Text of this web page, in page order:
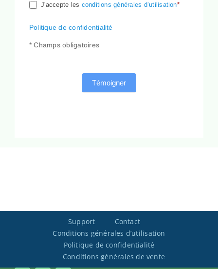
J'accepte les conditions générales d’utilisation*
Politique de confidentialité
* Champs obligatoires
Témoigner
Support
Contact
Conditions générales d’utilisation
Politique de confidentialité
Conditions générales de vente